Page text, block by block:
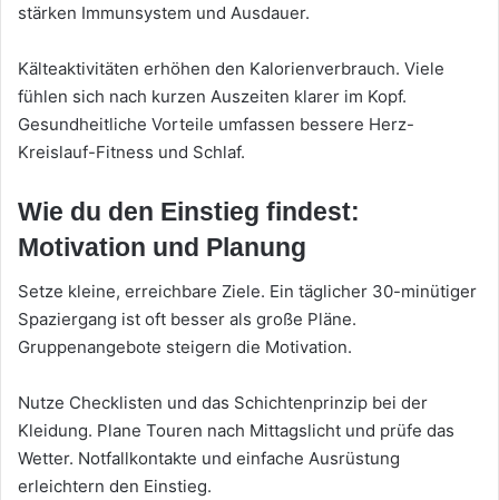
stärken Immunsystem und Ausdauer.
Kälteaktivitäten erhöhen den Kalorienverbrauch. Viele
fühlen sich nach kurzen Auszeiten klarer im Kopf.
Gesundheitliche Vorteile umfassen bessere Herz-
Kreislauf-Fitness und Schlaf.
Wie du den Einstieg findest:
Motivation und Planung
Setze kleine, erreichbare Ziele. Ein täglicher 30-minütiger
Spaziergang ist oft besser als große Pläne.
Gruppenangebote steigern die Motivation.
Nutze Checklisten und das Schichtenprinzip bei der
Kleidung. Plane Touren nach Mittagslicht und prüfe das
Wetter. Notfallkontakte und einfache Ausrüstung
erleichtern den Einstieg.